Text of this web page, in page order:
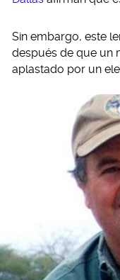
Sin embargo, este
después de que un
aplastado por un